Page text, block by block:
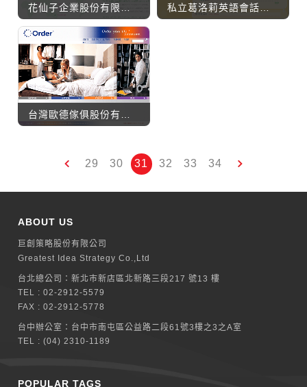
花仙子企業股份有限公司 私立葛洛莉英語會話短期補習班
29 30 31 32 33 34
ABOUT US
巨創策略股份有限公司
Greatest Idea Strategy Co.,Ltd
台北總公司：新北巿新店區北新路三段217 號13 樓
TEL :02-2912-5579
FAX : 02-2912-5778
台中辦公室： 台中市南屯區公益路二段61號3樓之3之A室
TEL :(04) 2310-1189
POPULAR TAGS